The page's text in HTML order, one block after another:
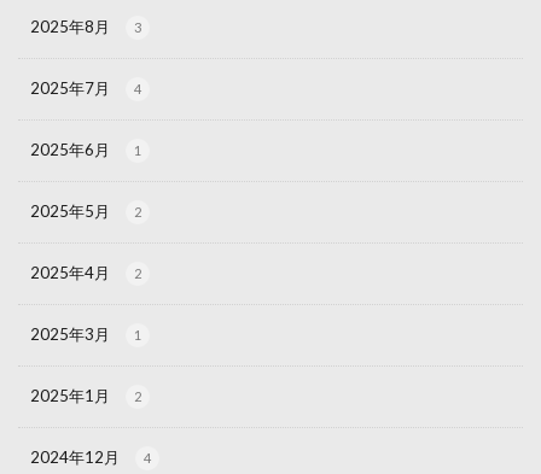
2025年8月 3
2025年7月 4
2025年6月 1
2025年5月 2
2025年4月 2
2025年3月 1
2025年1月 2
2024年12月 4